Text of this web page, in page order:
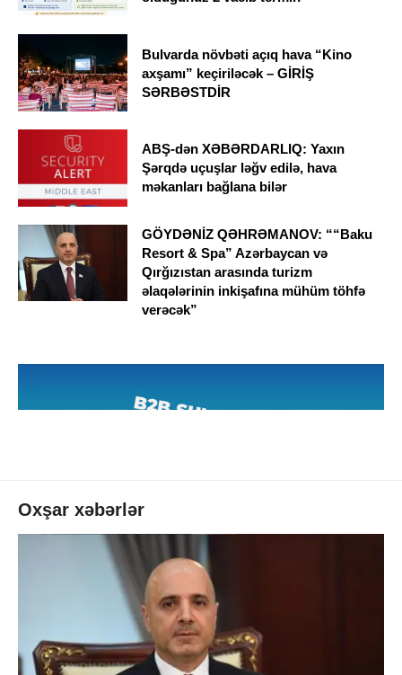
Bulvarda növbəti açıq hava “Kino
axşamı” keçiriləcək – GİRİŞ
SƏRBƏSTDİR
ABŞ-dən XƏBƏRDARLIQ: Yaxın
Şərqdə uçuşlar ləğv edilə, hava
məkanları bağlana bilər
GÖYDƏNİZ QƏHRƏMANOV: ““Baku
Resort & Spa” Azərbaycan və
Qırğızıstan arasında turizm
əlaqələrinin inkişafına mühüm töhfə
verəcək”
Oxşar xəbərlər